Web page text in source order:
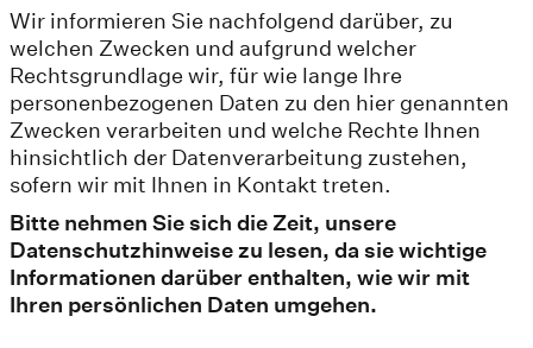
Wir informieren Sie nachfolgend darüber, zu
welchen Zwecken und aufgrund welcher
Rechtsgrundlage wir, für wie lange Ihre
personenbezogenen Daten zu den hier genannten
Zwecken verarbeiten und welche Rechte Ihnen
hinsichtlich der Datenverarbeitung zustehen,
sofern wir mit Ihnen in Kontakt treten.
Bitte nehmen Sie sich die Zeit, unsere
Datenschutzhinweise zu lesen, da sie wichtige
Informationen darüber enthalten, wie wir mit
Ihren persönlichen Daten umgehen.